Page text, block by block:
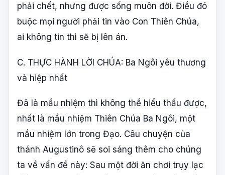
phải chết, nhưng được sống muôn đời. Điều đó
buộc mọi người phải tin vào Con Thiên Chúa,
ai không tin thì sẽ bị lên án.
C. THỰC HÀNH LỜI CHÚA: Ba Ngôi yêu thương
và hiệp nhất
Đã là mầu nhiệm thì không thể hiểu thấu được,
nhất là mầu nhiệm Thiên Chúa Ba Ngôi, một
mầu nhiệm lớn trong Đạo. Câu chuyện của
thánh Augustinô sẽ soi sáng thêm cho chúng
ta về vấn đề này: Sau một đời ăn chơi trụy lạc